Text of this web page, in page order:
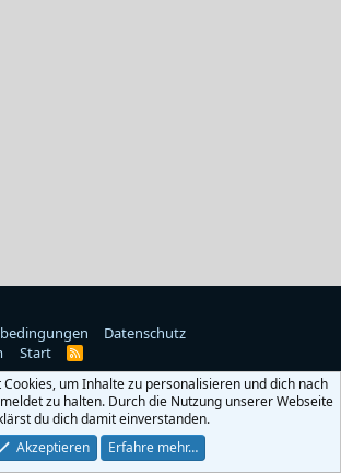
Datenschutz
Start
R
S
um Inhalte zu personalisieren und dich nach
zu halten. Durch die Nutzung unserer Webseite
du dich damit einverstanden.
Akzeptieren
Erfahre mehr…